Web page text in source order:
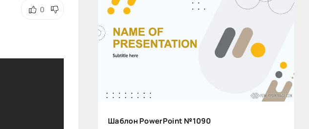
0
Шаблон PowerPoint №1090